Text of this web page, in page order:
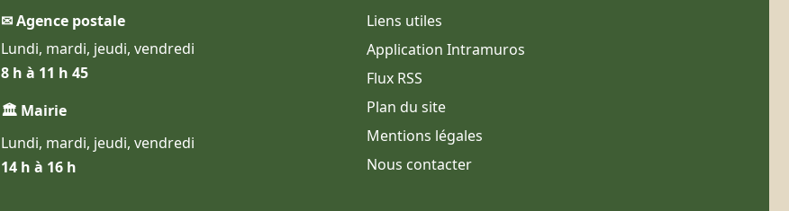
✉ Agence postale
Lundi, mardi, jeudi, vendredi
8 h à 11 h 45
🏛 Mairie
Lundi, mardi, jeudi, vendredi
14 h à 16 h
Liens utiles
Application Intramuros
Flux RSS
Plan du site
Mentions légales
Nous contacter